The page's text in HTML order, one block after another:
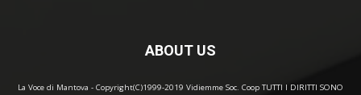
ABOUT US
La Voce di Mantova - Copyright(C)1999-2019 Vidiemme Soc. Coop TUTTI I DIRITTI SONO